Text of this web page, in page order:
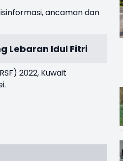
ancaman dan
Lebaran Idul Fitri
2022, Kuwait